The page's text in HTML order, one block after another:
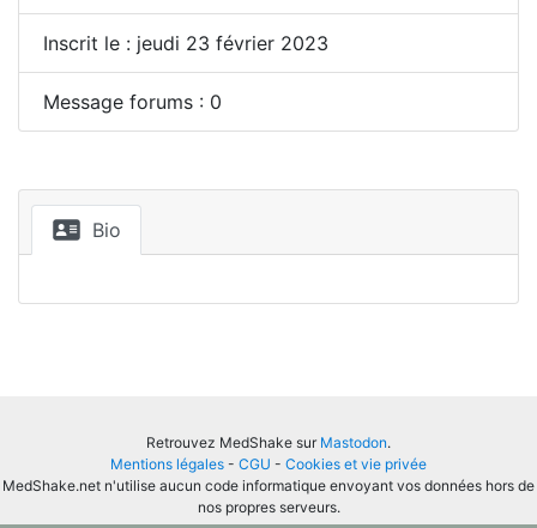
Inscrit le : jeudi 23 février 2023
Message forums : 0
Bio
Retrouvez MedShake sur Mastodon.
Mentions légales - CGU - Cookies et vie privée
MedShake.net n'utilise aucun code informatique envoyant vos données hors de
nos propres serveurs.